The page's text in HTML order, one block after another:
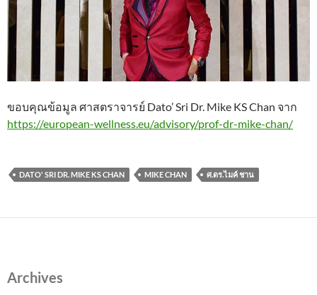
ขอบคุณข้อมูล ศาสตราจารย์ Dato’ Sri Dr. Mike KS Chan จาก
https://european-wellness.eu/advisory/prof-dr-mike-chan/
DATO' SRI DR. MIKE KS CHAN MIKE CHAN ศ.ดร.ไมค์ ชาน
Archives